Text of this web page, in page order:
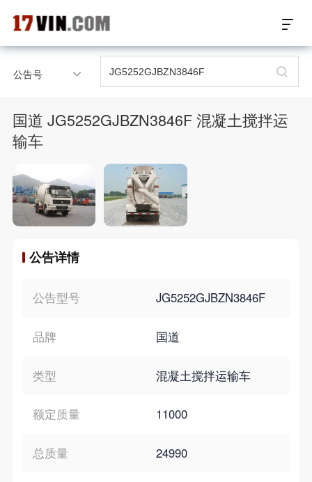
17VIN车架号查询首页
汽配产品车型适配
汽配产品电子目录
关于我们
公告号
国道 JG5252GJBZN3846F 混凝土搅拌运
输车
公告详情
公告型号 JG5252GJBZN3846F
品牌 国道
类型 混凝土搅拌运输车
额定质量 11000
总质量 24990